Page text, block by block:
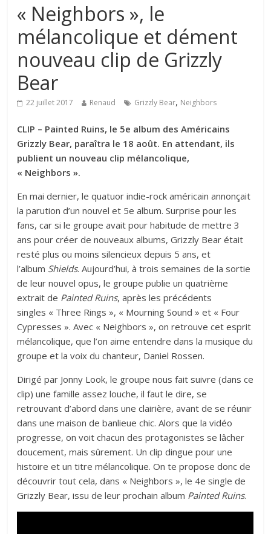
« Neighbors », le
mélancolique et dément
nouveau clip de Grizzly
Bear
22 juillet 2017 Renaud Grizzly Bear, Neighbors
CLIP – Painted Ruins, le 5e album des Américains
Grizzly Bear, paraîtra le 18 août. En attendant, ils
publient un nouveau clip mélancolique,
« Neighbors ».
En mai dernier, le quatuor indie-rock américain annonçait
la parution d’un nouvel et 5e album. Surprise pour les
fans, car si le groupe avait pour habitude de mettre 3
ans pour créer de nouveaux albums, Grizzly Bear était
resté plus ou moins silencieux depuis 5 ans, et
l’album Shields. Aujourd’hui, à trois semaines de la sortie
de leur nouvel opus, le groupe publie un quatrième
extrait de Painted Ruins, après les précédents
singles « Three Rings », « Mourning Sound » et « Four
Cypresses ». Avec « Neighbors », on retrouve cet esprit
mélancolique, que l’on aime entendre dans la musique du
groupe et la voix du chanteur, Daniel Rossen.
Dirigé par Jonny Look, le groupe nous fait suivre (dans ce
clip) une famille assez louche, il faut le dire, se
retrouvant d’abord dans une clairière, avant de se réunir
dans une maison de banlieue chic. Alors que la vidéo
progresse, on voit chacun des protagonistes se lâcher
doucement, mais sûrement. Un clip dingue pour une
histoire et un titre mélancolique. On te propose donc de
découvrir tout cela, dans « Neighbors », le 4e single de
Grizzly Bear, issu de leur prochain album Painted Ruins.